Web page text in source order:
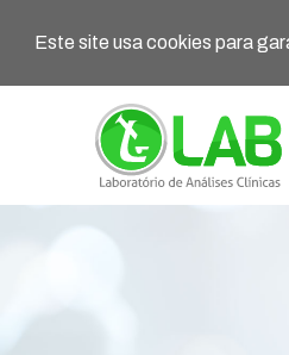
Este site usa cookies para